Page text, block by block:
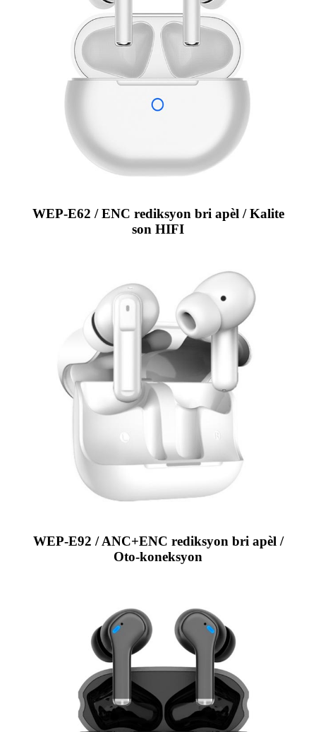
WEP-E62 / ENC rediksyon bri apèl / Kalite
son HIFI
WEP-E92 / ANC+ENC rediksyon bri apèl /
Oto-koneksyon